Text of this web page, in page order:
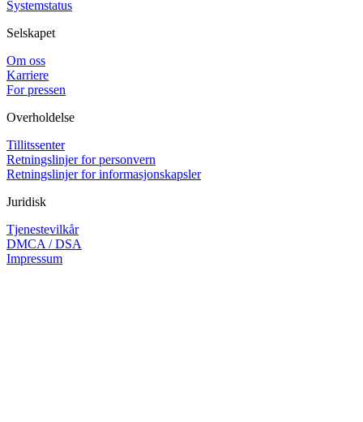
Systemstatus
Selskapet
Om oss
Karriere
For pressen
Overholdelse
Tillitssenter
Retningslinjer for personvern
Retningslinjer for informasjonskapsler
Juridisk
Tjenestevilkår
DMCA / DSA
Impressum